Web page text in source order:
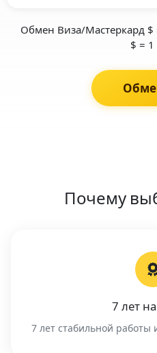
Обмен Виза/Мастеркард $
$ = 1
Почему
7 лет
7 лет стабильной работы